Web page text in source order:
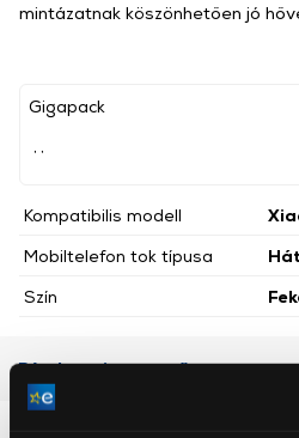
Gigapack
Kompatibilis modell
Mobiltelefon tok típusa
Szín
mintázatnak köszönhetően jó
Részletes ismertető